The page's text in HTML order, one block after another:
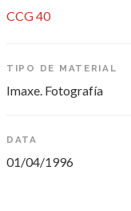
CCG 40
TIPO DE MATERIAL
Imaxe. Fotografía
DATA
01/04/1996